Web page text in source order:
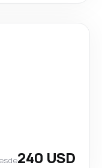
240 USD